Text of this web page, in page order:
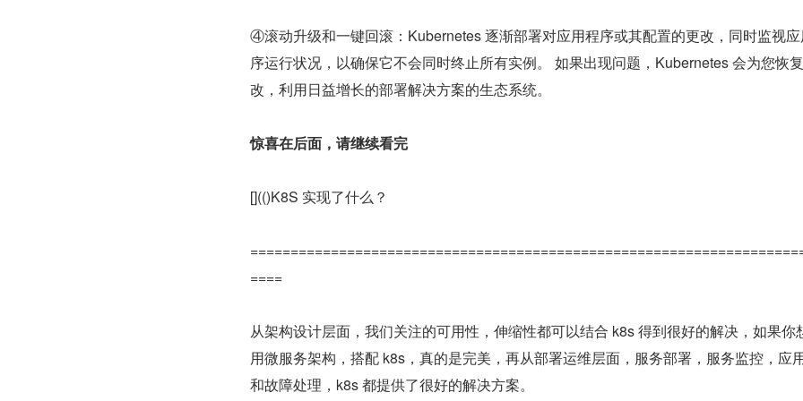
④滚动升级和一键回滚：Kubernetes 逐渐部署对应用程序或其配置的更改，同时监视
序运行状况，以确保它不会同时终止所有实例。 如果出现问题，Kubernetes 会为您恢
改，利用日益增长的部署解决方案的生态系统。
惊喜在后面，请继续看完
[](()K8S 实现了什么？
====
从架构设计层面，我们关注的可用性，伸缩性都可以结合 k8s 得到很好的解决，如果你
用微服务架构，搭配 k8s，真的是完美，再从部署运维层面，服务部署，服务监控，应
和故障处理，k8s 都提供了很好的解决方案。